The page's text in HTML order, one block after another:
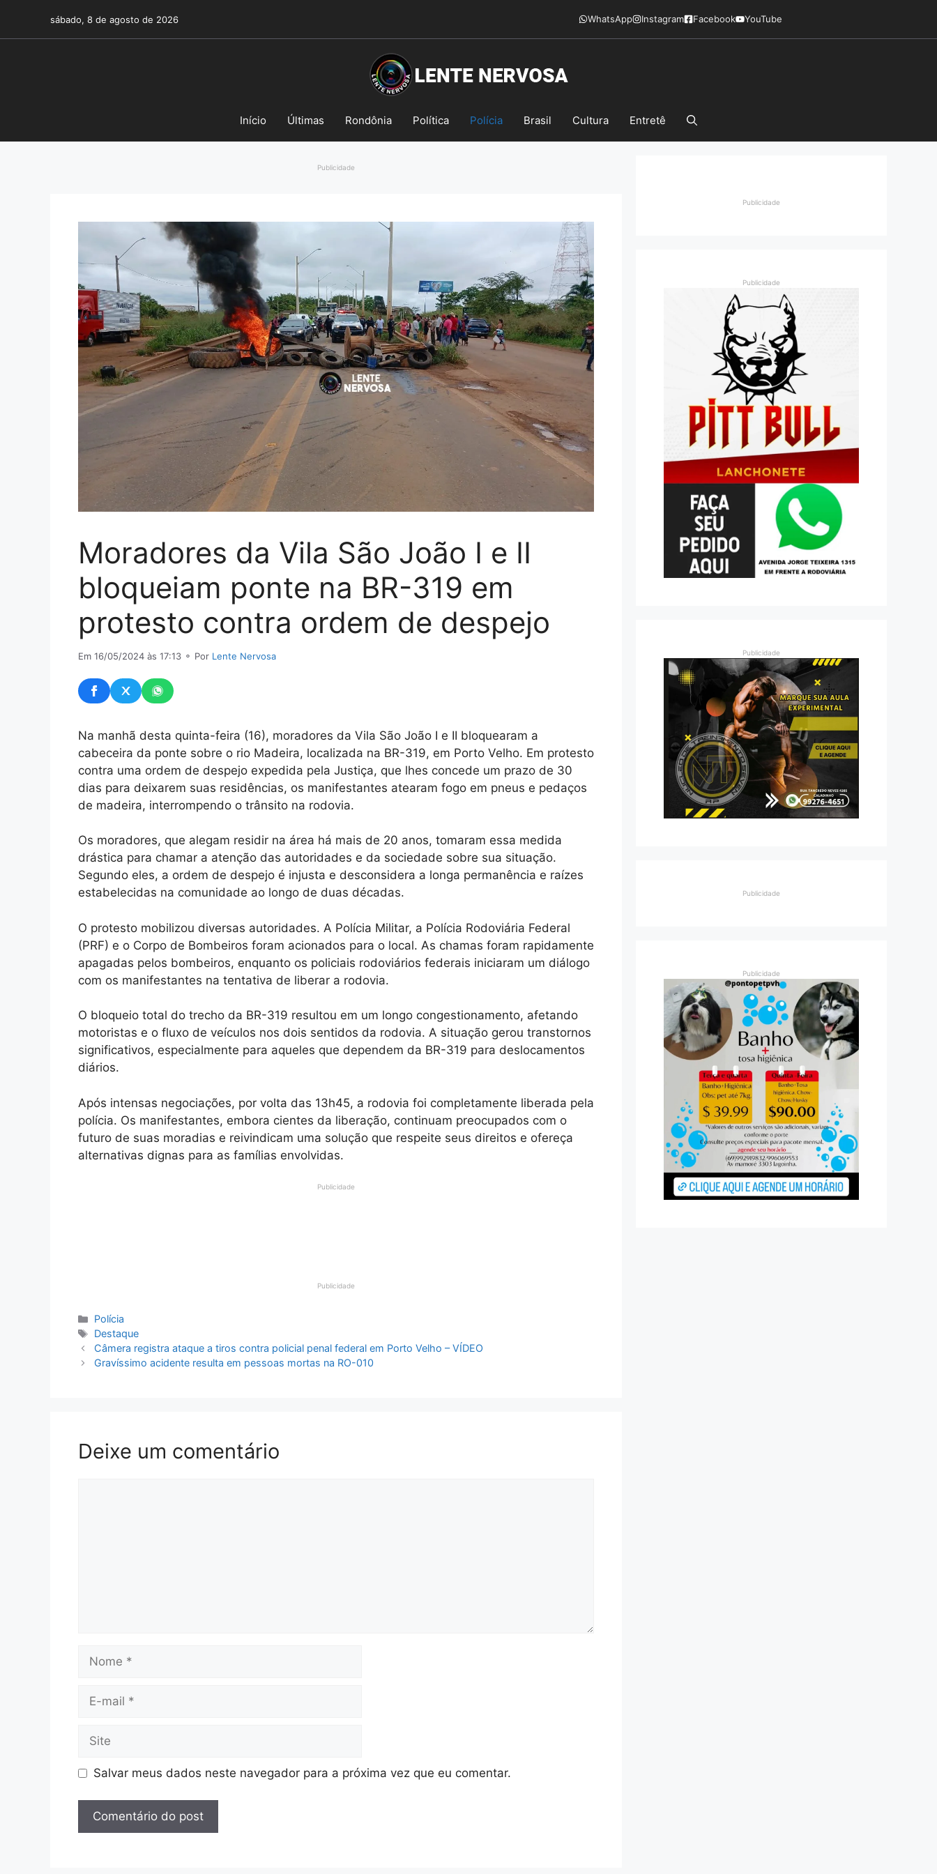
o
sábado, 8 de agosto de 2026 WhatsApp Instagram Facebook YouTube
Início Últimas Rondônia Política Polícia Brasil Cultura Entretê
Publicidade
Moradores da Vila São João I e II
bloqueiam ponte na BR-319 em
protesto contra ordem de despejo
Em 16/05/2024 às 17:13 ⚬ Por Lente Nervosa
Na manhã desta quinta-feira (16), moradores da Vila São João I e II bloquearam a
cabeceira da ponte sobre o rio Madeira, localizada na BR-319, em Porto Velho. Em protesto
contra uma ordem de despejo expedida pela Justiça, que lhes concede um prazo de 30
dias para deixarem suas residências, os manifestantes atearam fogo em pneus e pedaços
de madeira, interrompendo o trânsito na rodovia.
Os moradores, que alegam residir na área há mais de 20 anos, tomaram essa medida
drástica para chamar a atenção das autoridades e da sociedade sobre sua situação.
Segundo eles, a ordem de despejo é injusta e desconsidera a longa permanência e raízes
estabelecidas na comunidade ao longo de duas décadas.
O protesto mobilizou diversas autoridades. A Polícia Militar, a Polícia Rodoviária Federal
(PRF) e o Corpo de Bombeiros foram acionados para o local. As chamas foram rapidamente
apagadas pelos bombeiros, enquanto os policiais rodoviários federais iniciaram um diálogo
com os manifestantes na tentativa de liberar a rodovia.
O bloqueio total do trecho da BR-319 resultou em um longo congestionamento, afetando
motoristas e o fluxo de veículos nos dois sentidos da rodovia. A situação gerou transtornos
significativos, especialmente para aqueles que dependem da BR-319 para deslocamentos
diários.
Após intensas negociações, por volta das 13h45, a rodovia foi completamente liberada pela
polícia. Os manifestantes, embora cientes da liberação, continuam preocupados com o
futuro de suas moradias e reivindicam uma solução que respeite seus direitos e ofereça
alternativas dignas para as famílias envolvidas.
Publicidade
Publicidade
Categorias
Polícia
Tags
Destaque
Câmera registra ataque a tiros contra policial penal federal em Porto Velho – VÍDEO
Gravíssimo acidente resulta em pessoas mortas na RO-010
Deixe um comentário
Nome
Site
Salvar meus dados neste navegador para a próxima vez que eu comentar.
Publicidade
Publicidade
Publicidade
Publicidade
Publicidade